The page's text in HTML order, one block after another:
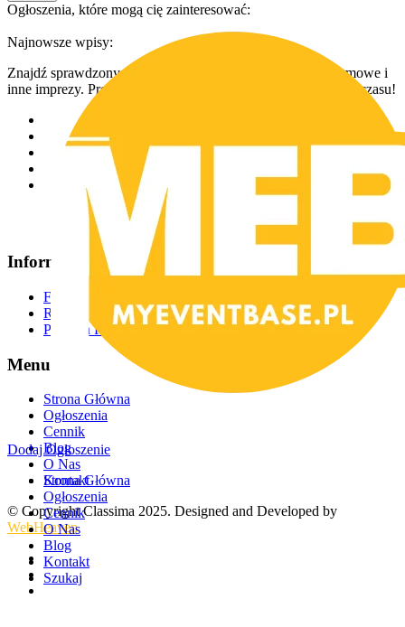
Ogłoszenia, które mogą cię zainteresować:
Najnowsze wpisy:
Znajdź sprawdzonych usługodawców na wesela, eventy firmowe i
inne imprezy. Prosty dostęp, różnorodne oferty i oszczędność czasu!
Informacje
FAQ
Regulamin
Polityka Prywatności
Menu
Strona Główna
Ogłoszenia
Cennik
Blog
O Nas
Kontakt
© Copyright Classima 2025. Designed and Developed by
WebHeaven
Dodaj Ogłoszenie
Strona Główna
Ogłoszenia
Cennik
O Nas
Blog
Kontakt
Szukaj